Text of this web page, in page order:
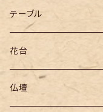
テーブル
花台
仏壇